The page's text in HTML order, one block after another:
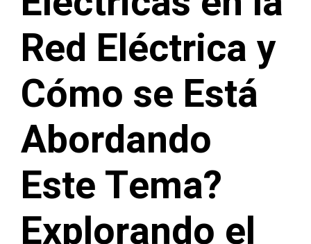
Red Eléctrica y
Cómo se Está
Abordando
Este Tema?
Explorando el